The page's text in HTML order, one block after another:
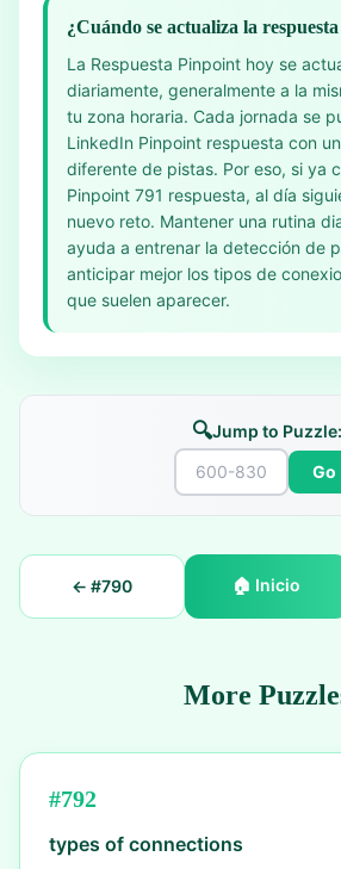
¿Cuándo se actualiza la
La Respuesta Pinpoint hoy se
diariamente, generalmente a la
tu zona horaria. Cada jornada se
LinkedIn Pinpoint respuesta con
diferente de pistas. Por eso, si ya
Pinpoint 791 respuesta, al día
nuevo reto. Mantener una rutina
ayuda a entrenar la detección de
anticipar mejor los tipos de
que suelen aparecer.
🔍Jump to Puzzle:
Go
← #790 🏠 Inicio
More
#792
types of connections